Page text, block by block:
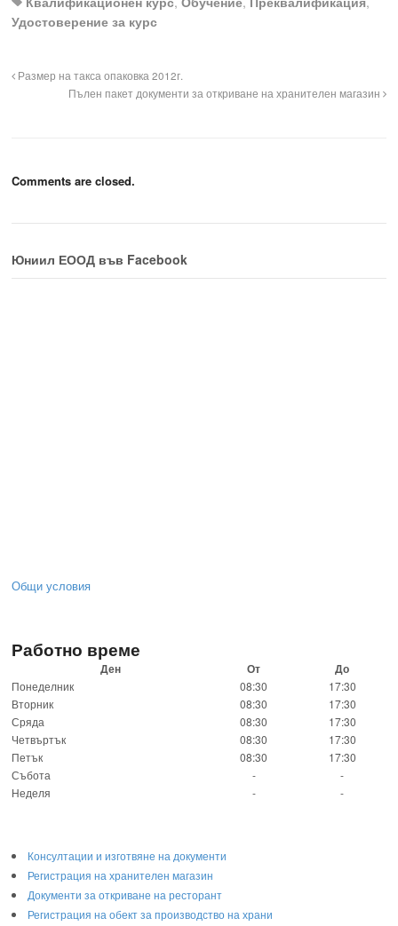
Удостоверение за курс
Размер на такса опаковка 2012г.
Пълен пакет документи за откриване на хранителен магазин
Comments are closed.
Юниил ЕООД във Facebook
Общи условия
Работно време
Ден От До
Понеделник 08:30
17:30
Вторник
08:30
17:30
Сряда
08:30
17:30
Четвъртък
08:30
17:30
Петък
08:30
17:30
Събота
-
-
Неделя
- -
Консултации и изготвяне на документи
Регистрация на хранителен магазин
Документи за откриване на ресторант
Регистрация на обект за производство на храни